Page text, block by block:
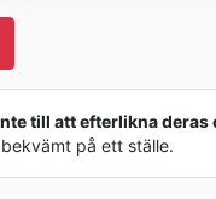
till att efterlikna
på ett ställe.